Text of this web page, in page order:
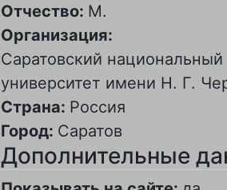
Отчество: М.
Организация:
Саратовский
университет имени Н. Г.
Страна: Россия
Город: Саратов
Дополнительные